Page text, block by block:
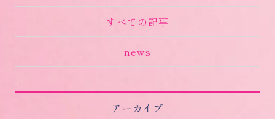
すべての記事
news
アーカイブ